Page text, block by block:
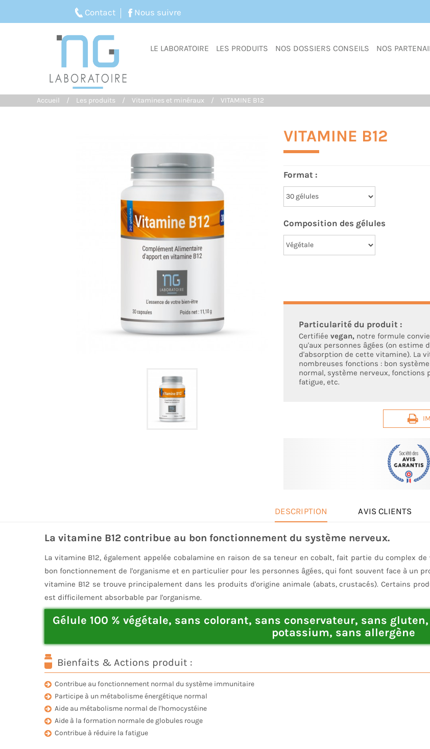
Contact Nous suivre
LE LABORATOIRE LES PRODUITS NOS DOSSIERS CONSEILS NOS
Accueil Les produits Vitamines et minéraux VITAMINE B12
VITAMINE B12
Format :
Composition des gélules
Certifiée vegan, notre formule
qu'aux personnes âgées (on estime
d'absorption de cette vitamine). La
nombreuses fonctions : bon
normal, système nerveux, fonctions
fatigue, etc.
DESCRIPTION AVIS CLIENTS
La vitamine B12 contribue au bon fonctionnement du système nerveux.
La vitamine B12, également appelée cobalamine en raison de sa teneur en cobalt, fait partie ducomplex de
bon fonctionnement de l'organisme et en particulier pour les personnes âgées, qui font souvent face à un
vitamine B12 se trouve principalement dans les produits d'origine animale (abats, crustacés). Certains
est difficilement absorbable par l'organisme.
Gélule 100 % végétale, sans colorant, sans conservateur, sans
potassium, sans allergène
Bienfaits & Actions produit :
Contribue au fonctionnement normal du système immunitaire
Participe à un métabolisme énergétique normal
Aide au métabolisme normal de l'homocystéine
Aide à la formation normale de globules rouge
Contribue à réduire la fatigue